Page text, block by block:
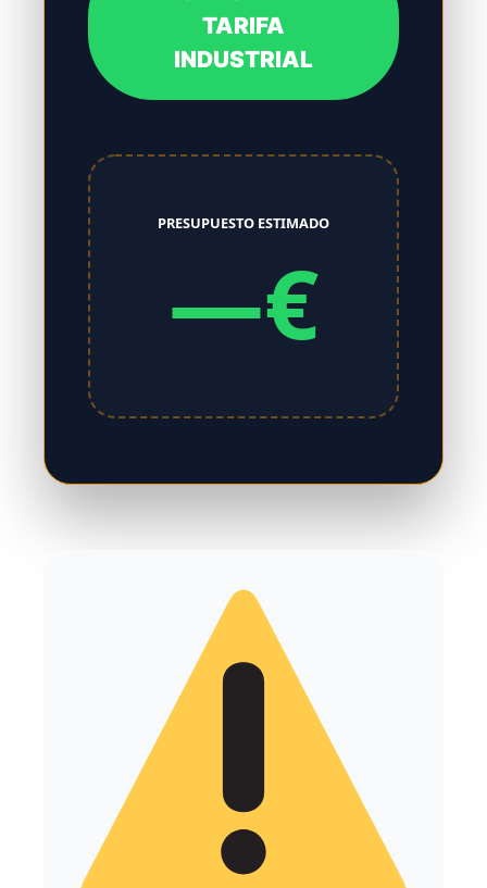
TARIFA
INDUSTRIAL
PRESUPUESTO ESTIMADO
—€